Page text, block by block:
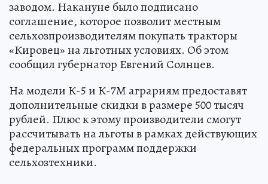
заводом. Накануне было подписано
соглашение, которое позволит местным
сельхозпроизводителям покупать тракторы
«Кировец» на льготных условиях. Об этом
сообщил губернатор Евгений Солнцев.
На модели К-5 и К-7М аграриям предоставят
дополнительные скидки в размере 500 тысяч
рублей. Плюс к этому производители смогут
рассчитывать на льготы в рамках действующих
федеральных программ поддержки
сельхозтехники.